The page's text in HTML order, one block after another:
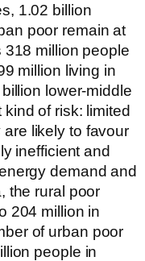
1.02 billion
poor remain at
million people
million living in
lower-middle
of risk: limited
likely to favour
inefficient and
demand and
the rural poor
204 million in
of urban poor
people in